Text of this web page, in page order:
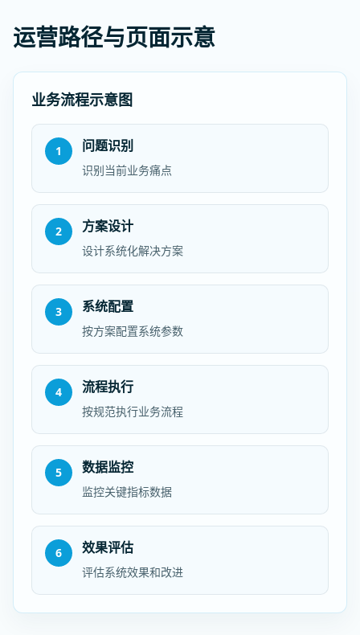
运营路径与页面示意
业务流程示意图
1 问题识别
识别当前业务痛点
2 方案设计
设计系统化解决方案
3 系统配置
按方案配置系统参数
4 流程执行
按规范执行业务流程
5 数据监控
监控关键指标数据
6 效果评估
评估系统效果和改进